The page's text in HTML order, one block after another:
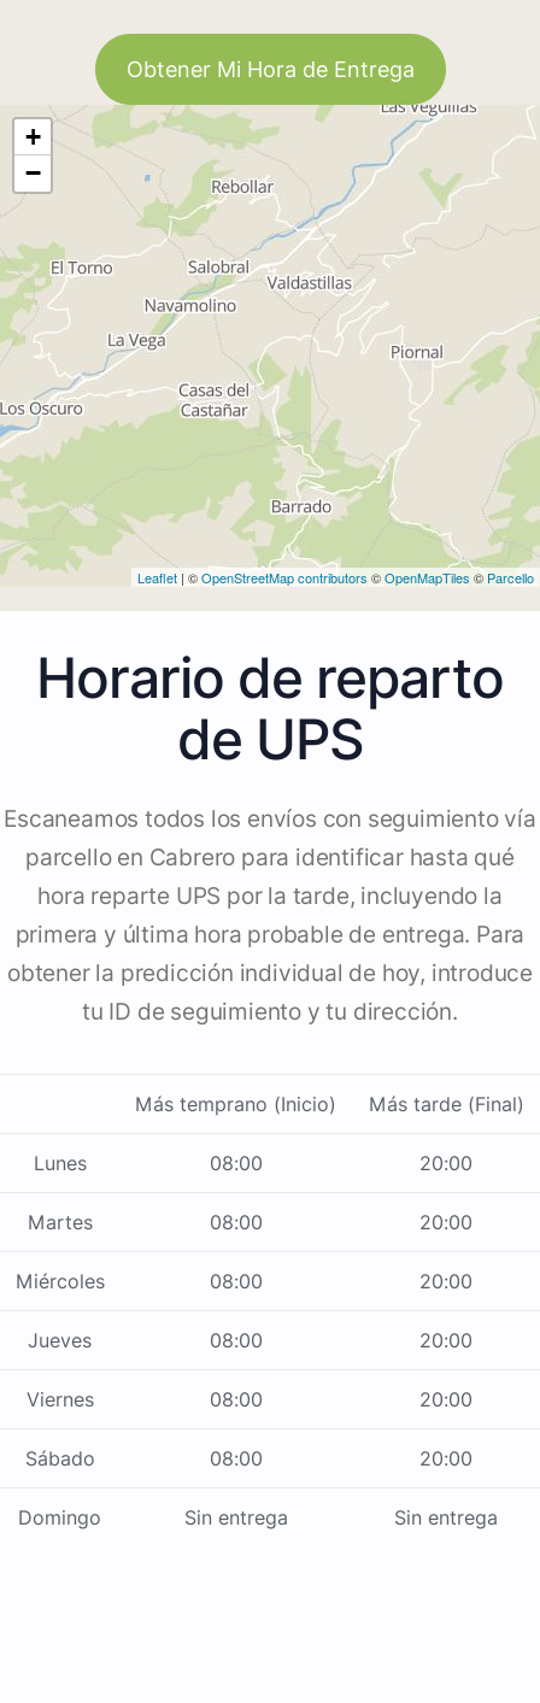
Obtener Mi Hora de Entrega
+
−
Leaflet | ©OpenStreetMap contributors ©OpenMapTiles © Parcello
Horario de reparto
de UPS
Escaneamos todos los envíos con seguimiento vía
parcello en Cabrero para identificar hasta qué
hora reparte UPS por la tarde, incluyendo la
primera y última hora probable de entrega. Para
obtener la predicción individual de hoy, introduce
tu ID de seguimiento y tu dirección.
Más temprano (Inicio) Más tarde (Final)
Lunes 08:00 20:00
Martes 08:00 20:00
Miércoles 08:00 20:00
Jueves 08:00 20:00
Viernes 08:00 20:00
Sábado 08:00 20:00
Domingo Sin entrega Sin entrega